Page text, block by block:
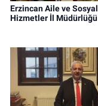
Erzincan Aile ve Sosyal
Hizmetler İl Müdürlüğü